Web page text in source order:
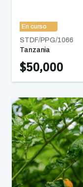
En curso
STDF/PPG/1066
Tanzania
$50,000